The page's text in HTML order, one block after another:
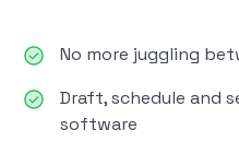
No more juggling
Draft, schedule and
software